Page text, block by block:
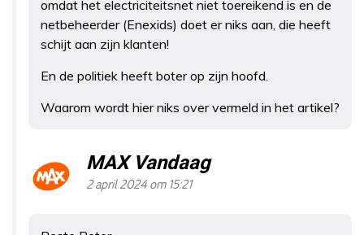
omdat het electriciteitsnet niet toereikend is en de
netbeheerder (Enexids) doet er niks aan, die heeft
schijt aan zijn klanten!
En de politiek heeft boter op zijn hoofd.
Waarom wordt hier niks over vermeld in het artikel?
MAX Vandaag
2 april 2024 om 15:21